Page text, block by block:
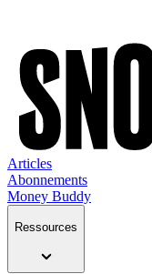
Articles
Abonnements
Money Buddy
Ressources